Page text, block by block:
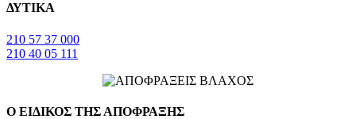
ΔΥΤΙΚΑ
210 57 37 000
210 40 05 111
Ο ΕΙΔΙΚΟΣ ΤΗΣ ΑΠΟΦΡΑΞΗΣ